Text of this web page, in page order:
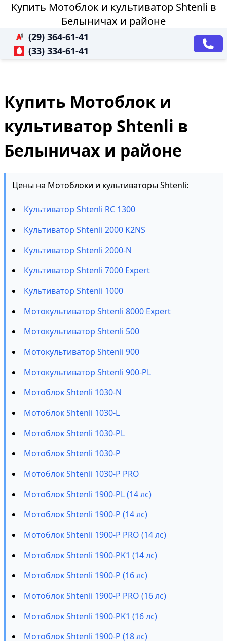
Купить Мотоблок и культиватор Shtenli в
Белыничах и районе
(29) 364-61-41
(33) 334-61-41
Купить Мотоблок и
культиватор Shtenli в
Белыничах и районе
Цены на Мотоблоки и культиваторы Shtenli:
Культиватор Shtenli RC 1300
Культиватор Shtenli 2000 K2NS
Культиватор Shtenli 2000-N
Культиватор Shtenli 7000 Expert
Культиватор Shtenli 1000
Мотокультиватор Shtenli 8000 Expert
Мотокультиватор Shtenli 500
Мотокультиватор Shtenli 900
Мотокультиватор Shtenli 900-PL
Мотоблок Shtenli 1030-N
Мотоблок Shtenli 1030-L
Мотоблок Shtenli 1030-PL
Мотоблок Shtenli 1030-P
Мотоблок Shtenli 1030-P PRO
Мотоблок Shtenli 1900-PL (14 лс)
Мотоблок Shtenli 1900-P (14 лс)
Мотоблок Shtenli 1900-P PRO (14 лс)
Мотоблок Shtenli 1900-PK1 (14 лс)
Мотоблок Shtenli 1900-P (16 лс)
Мотоблок Shtenli 1900-P PRO (16 лс)
Мотоблок Shtenli 1900-PK1 (16 лс)
Мотоблок Shtenli 1900-P (18 лс)